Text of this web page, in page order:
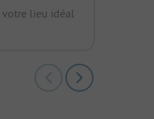
lieu idéal